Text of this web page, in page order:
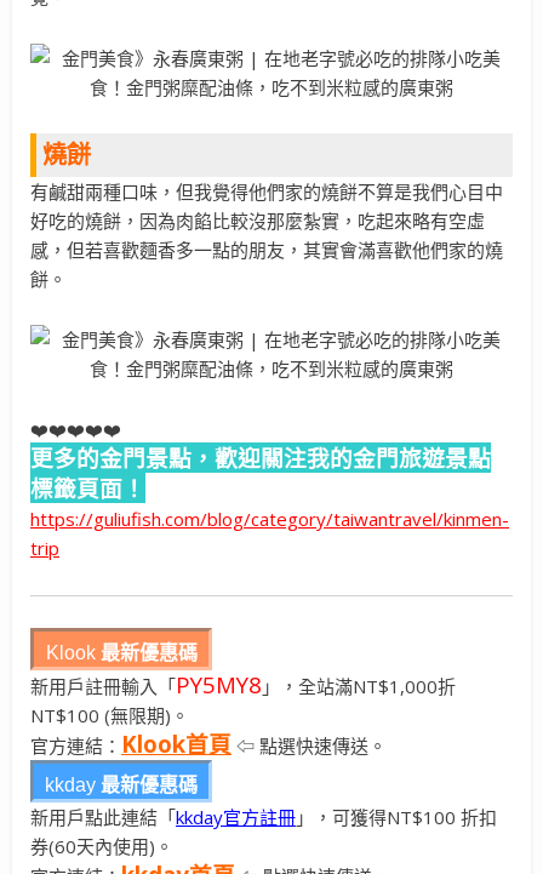
燒餅
有鹹甜兩種口味，但我覺得他們家的燒餅不算是我們心目中
好吃的燒餅，因為肉餡比較沒那麼紮實，吃起來略有空虛
感，但若喜歡麵香多一點的朋友，其實會滿喜歡他們家的燒
餅。
❤️❤️❤️❤️❤️
更多的金門景點，歡迎關注我的金門旅遊景點
標籤頁面！
https://guliufish.com/blog/category/taiwantravel/kinmen-
trip
Klook 最新優惠碼
新用戶註冊輸入「PY5MY8 」，全站滿NT$1,000折
NT$100 (無限期)。
官方連結： Klook首頁 ⇦ 點選快速傳送。
kkday 最新優惠碼
新用戶點此連結「kkday官方註冊 」，可獲得NT$100 折扣
券(60天內使用)。